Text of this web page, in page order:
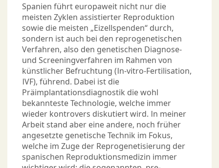
Spanien führt europaweit nicht nur die
meisten Zyklen assistierter Reproduktion
sowie die meisten „Eizellspenden“ durch,
sondern ist auch bei den reprogenetischen
Verfahren, also den genetischen Diagnose-
und Screeningverfahren im Rahmen von
künstlicher Befruchtung (In-vitro-Fertilisation,
IVF), führend. Dabei ist die
Präimplantationsdiagnostik die wohl
bekannteste Technologie, welche immer
wieder kontrovers diskutiert wird. In meiner
Arbeit stand aber eine andere, noch früher
angesetzte genetische Technik im Fokus,
welche im Zuge der Reprogenetisierung der
spanischen Reproduktionsmedizin immer